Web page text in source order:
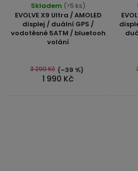
EVOLVE X9 Ultra / AMOLED
displej / duální GPS /
vodotěsné 5ATM / bluetooh
volání
hodnocení
produktu
je
5,0
5
hvězdiček.
Skladem (>5 ks)
1 990 Kč
3 290 Kč (–39 %)